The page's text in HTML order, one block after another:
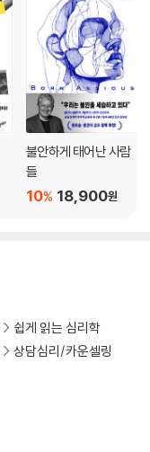
불안하게 태어난 사람
들
18,900원
10%
쉽게 읽는 심리학
상담심리/카운셀링